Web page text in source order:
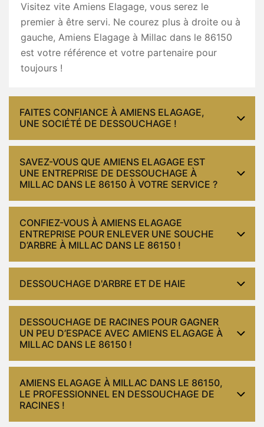
Visitez vite Amiens Elagage, vous serez le
premier à être servi. Ne courez plus à droite ou à
gauche, Amiens Elagage à Millac dans le 86150
est votre référence et votre partenaire pour
toujours !
FAITES CONFIANCE À AMIENS ELAGAGE,
UNE SOCIÉTÉ DE DESSOUCHAGE !
SAVEZ-VOUS QUE AMIENS ELAGAGE EST
UNE ENTREPRISE DE DESSOUCHAGE À
MILLAC DANS LE 86150 À VOTRE SERVICE ?
CONFIEZ-VOUS À AMIENS ELAGAGE
ENTREPRISE POUR ENLEVER UNE SOUCHE
D’ARBRE À MILLAC DANS LE 86150 !
DESSOUCHAGE D'ARBRE ET DE HAIE
DESSOUCHAGE DE RACINES POUR GAGNER
UN PEU D’ESPACE AVEC AMIENS ELAGAGE À
MILLAC DANS LE 86150 !
AMIENS ELAGAGE À MILLAC DANS LE 86150,
LE PROFESSIONNEL EN DESSOUCHAGE DE
RACINES !